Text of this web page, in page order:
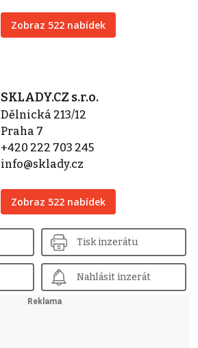
Zobraz 522 nabídek
SKLADY.CZ s.r.o.
Dělnická 213/12
Praha 7
+420 222 703 245
info@sklady.cz
Zobraz 522 nabídek
Tisk inzerátu
Nahlásit inzerát